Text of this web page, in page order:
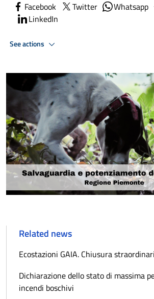
Facebook Twitter Whatsapp
LinkedIn
See actions
Related news
Ecostazioni GAIA. Chiusura
Dichiarazione dello stato di massima
incendi boschivi